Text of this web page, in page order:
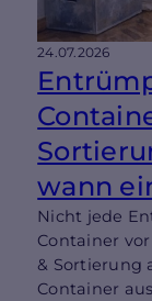
24.07.2026
wann
Nicht jede
Container
& Sortierung
Container